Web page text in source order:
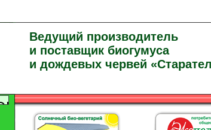
Ведущий производитель
и поставщик биогумуса
и дождевых червей